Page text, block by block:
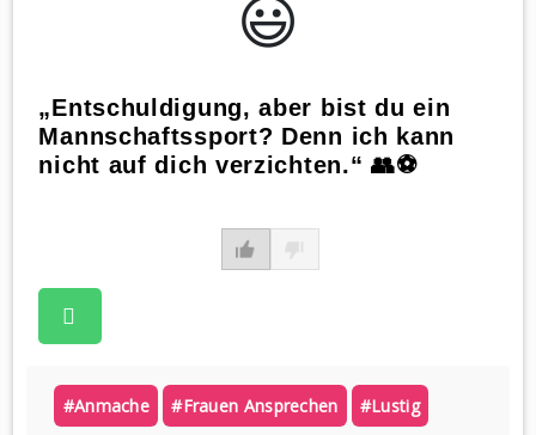
😃️
„Entschuldigung, aber bist du ein
Mannschaftssport? Denn ich kann
nicht auf dich verzichten.“ 👥⚽
#anmache #frauen Ansprechen #lustig